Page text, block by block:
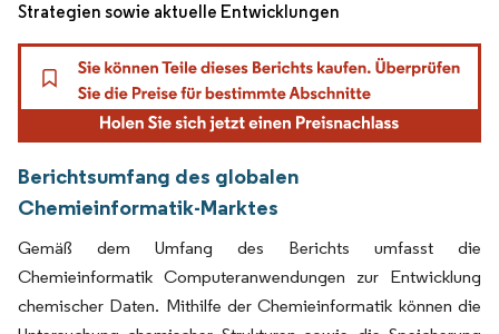
Strategien sowie aktuelle Entwicklungen
Berichtsumfang des globalen
Chemieinformatik-Marktes
Gemäß dem Umfang des Berichts umfasst die
Chemieinformatik Computeranwendungen zur Entwicklung
chemischer Daten. Mithilfe der Chemieinformatik können die